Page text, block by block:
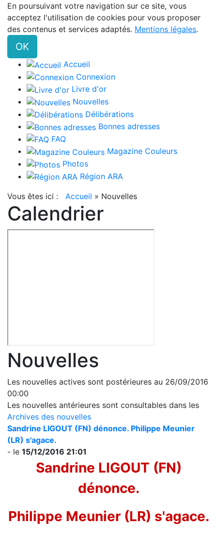
En poursuivant votre navigation sur ce site, vous
acceptez l'utilisation de cookies pour vous proposer
des contenus et services adaptés. Mentions légales.
OK
Accueil
Connexion
Livre d'or
Nouvelles
Délibérations
Bonnes adresses
FAQ
Magazine Couleurs
Photos
Région ARA
Vous êtes ici : Accueil » Nouvelles
Calendrier
Nouvelles
Les nouvelles actives sont postérieures au 26/09/2016
00:00
Les nouvelles antérieures sont consultables dans les
Archives des nouvelles
Sandrine LIGOUT (FN) dénonce. Philippe Meunier
(LR) s'agace.
- le 15/12/2016 21:01
Sandrine LIGOUT (FN)
dénonce.
Philippe Meunier (LR) s'agace.